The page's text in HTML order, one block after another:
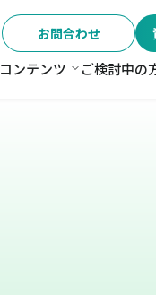
お問合わせ
コンテンツ コンテンツ
ご検討中の